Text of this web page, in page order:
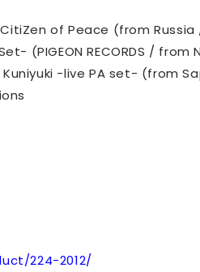
of Peace (from
(PIGEON RECORDS / from
-live PA set- (from
224-2012/